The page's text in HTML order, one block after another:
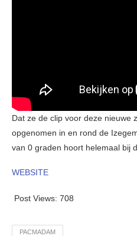
Dat ze de clip voor deze nieuwe
opgenomen in en rond de
van 0 graden hoort helemaal bij
WEBSITE
Post Views: 708
PACMADAM